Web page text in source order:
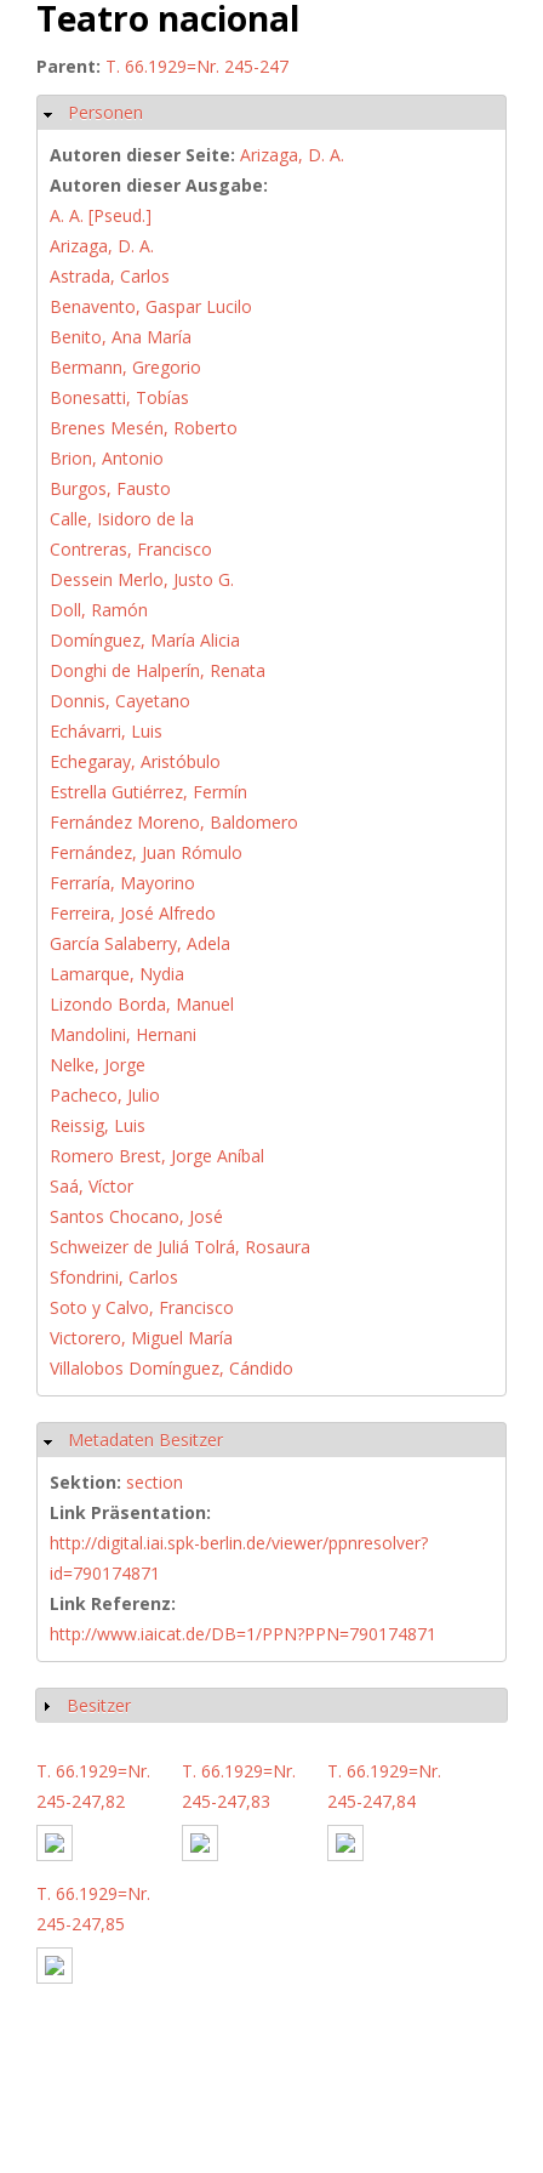
Teatro nacional
Parent: T. 66.1929=Nr. 245-247
Ausblenden
Personen
Autoren dieser Seite: Arizaga, D. A.
Autoren dieser Ausgabe:
A. A. [Pseud.]
Arizaga, D. A.
Astrada, Carlos
Benavento, Gaspar Lucilo
Benito, Ana María
Bermann, Gregorio
Bonesatti, Tobías
Brenes Mesén, Roberto
Brion, Antonio
Burgos, Fausto
Calle, Isidoro de la
Contreras, Francisco
Dessein Merlo, Justo G.
Doll, Ramón
Domínguez, María Alicia
Donghi de Halperín, Renata
Donnis, Cayetano
Echávarri, Luis
Echegaray, Aristóbulo
Estrella Gutiérrez, Fermín
Fernández Moreno, Baldomero
Fernández, Juan Rómulo
Ferraría, Mayorino
Ferreira, José Alfredo
García Salaberry, Adela
Lamarque, Nydia
Lizondo Borda, Manuel
Mandolini, Hernani
Nelke, Jorge
Pacheco, Julio
Reissig, Luis
Romero Brest, Jorge Aníbal
Saá, Víctor
Santos Chocano, José
Schweizer de Juliá Tolrá, Rosaura
Sfondrini, Carlos
Soto y Calvo, Francisco
Victorero, Miguel María
Villalobos Domínguez, Cándido
Ausblenden
Metadaten Besitzer
Sektion: section
Link Präsentation:
http://digital.iai.spk-berlin.de/viewer/ppnresolver?
id=790174871
Link Referenz:
http://www.iaicat.de/DB=1/PPN?PPN=790174871
Anzeigen
Besitzer
T. 66.1929=Nr.
245-247,82
T. 66.1929=Nr.
245-247,83
T. 66.1929=Nr.
245-247,84
T. 66.1929=Nr.
245-247,85